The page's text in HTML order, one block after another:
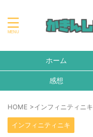
ホーム
感想
HOME >インフィニティニキ
インフィニティニキ